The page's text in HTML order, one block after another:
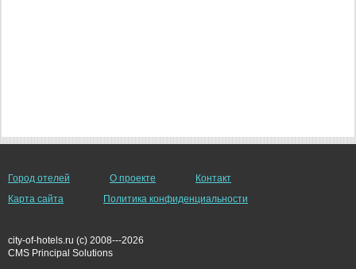
Город отелей О проекте
Контакт
Карта сайта
Политика конфиденциальности
city-of-hotels.ru (c) 2008---2026
СMS Principal Solutions